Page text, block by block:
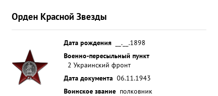
Орден Красной Звезды
Дата рождения
__.__.1898
Военно-пересыльный пункт
2 Украинский фронт
Дата документа 06.11.1943
Воинское звание полковник